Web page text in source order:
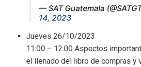
— SAT Guatemala
14, 2023
Jueves 26/10/2023
11:00 – 12:00 Aspectos
el llenado del libro de compras y